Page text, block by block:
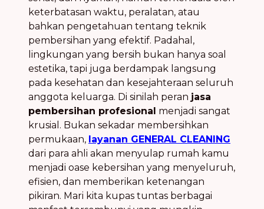
keterbatasan waktu, peralatan, atau
bahkan pengetahuan tentang teknik
pembersihan yang efektif. Padahal,
lingkungan yang bersih bukan hanya soal
estetika, tapi juga berdampak langsung
pada kesehatan dan kesejahteraan seluruh
anggota keluarga. Di sinilah peran jasa
pembersihan profesional menjadi sangat
krusial. Bukan sekadar membersihkan
permukaan, layanan GENERAL CLEANING
dari para ahli akan menyulap rumah kamu
menjadi oase kebersihan yang menyeluruh,
efisien, dan memberikan ketenangan
pikiran. Mari kita kupas tuntas berbagai